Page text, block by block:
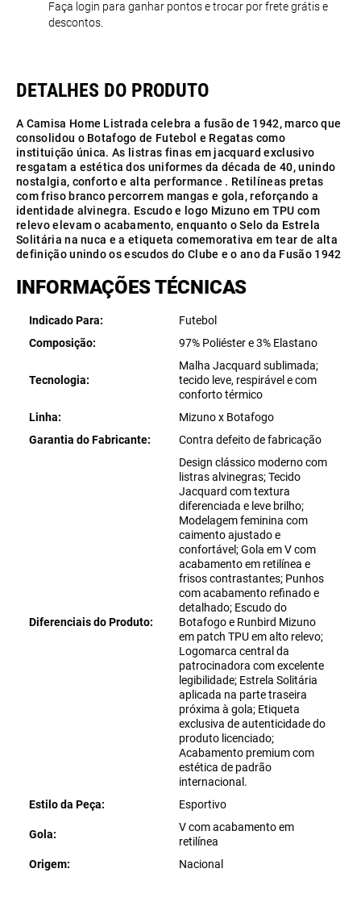
Faça login para ganhar pontos e trocar por frete grátis e
descontos.
A Camisa Home Listrada celebra a fusão de 1942, marco que
consolidou o Botafogo de Futebol e Regatas como
instituição única. As listras finas em jacquard exclusivo
resgatam a estética dos uniformes da década de 40, unindo
nostalgia, conforto e alta performance . Retilíneas pretas
com friso branco percorrem mangas e gola, reforçando a
identidade alvinegra. Escudo e logo Mizuno em TPU com
relevo elevam o acabamento, enquanto o Selo da Estrela
Solitária na nuca e a etiqueta comemorativa em tear de alta
definição unindo os escudos do Clube e o ano da Fusão 1942
INFORMAÇÕES TÉCNICAS
Indicado Para
Futebol
Composição
97% Poliéster e 3% Elastano
Tecnologia
Malha Jacquard sublimada;
tecido leve, respirável e com
conforto térmico
Linha
Mizuno x Botafogo
Garantia do Fabricante
Contra defeito de fabricação
Diferenciais do Produto
Design clássico moderno com
listras alvinegras; Tecido
Jacquard com textura
diferenciada e leve brilho;
Modelagem feminina com
caimento ajustado e
confortável; Gola em V com
acabamento em retilínea e
frisos contrastantes; Punhos
com acabamento refinado e
detalhado; Escudo do
Botafogo e Runbird Mizuno
em patch TPU em alto relevo;
Logomarca central da
patrocinadora com excelente
legibilidade; Estrela Solitária
aplicada na parte traseira
próxima à gola; Etiqueta
exclusiva de autenticidade do
produto licenciado;
Acabamento premium com
estética de padrão
internacional.
Estilo da Peça
Esportivo
Gola
V com acabamento em
retilínea
Origem
Nacional